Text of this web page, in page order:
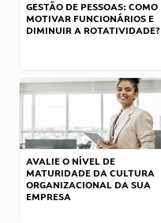
GESTÃO DE PESSOAS: COMO
MOTIVAR FUNCIONÁRIOS E
DIMINUIR A ROTATIVIDADE?
AVALIE O NÍVEL DE
MATURIDADE DA CULTURA
ORGANIZACIONAL DA SUA
EMPRESA